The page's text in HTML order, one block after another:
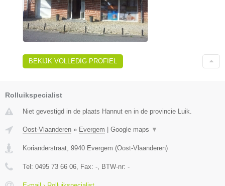
BEKIJK VOLLEDIG PROFIEL
Rolluikspecialist
Niet gevestigd in de plaats Hannut en in de provincie Luik.
Oost-Vlaanderen » Evergem Google maps ▼
Korianderstraat 9940 Evergem (Oost-Vlaanderen)
Tel: 0495 73 66 06 , Fax: - , BTW-nr: -